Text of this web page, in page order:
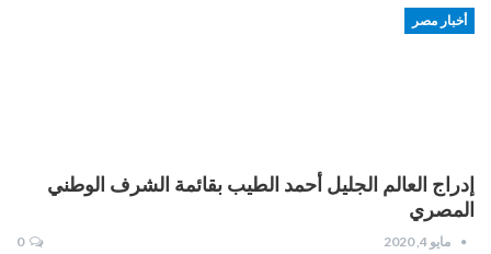
أخبار مصر
إدراج العالم الجليل أحمد الطيب بقائمة الشرف الوطني
المصري
مايو 4, 2020 0